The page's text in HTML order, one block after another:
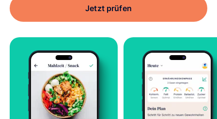
Jetzt prüfen